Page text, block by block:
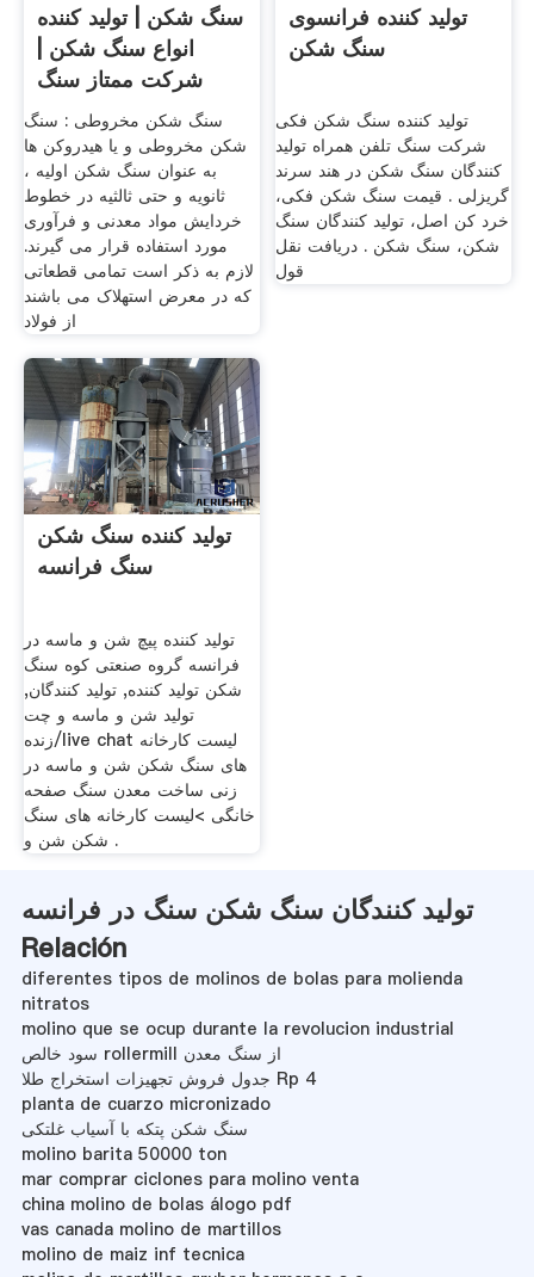
سنگ شکن | تولید کننده
انواع سنگ شکن |
شرکت ممتاز سنگ
شکن
سنگ شکن مخروطی : سنگ
شکن مخروطی و یا هیدروکن ها
به عنوان سنگ شکن اولیه ،
ثانویه و حتی ثالثیه در خطوط
خردایش مواد معدنی و فرآوری
مورد استفاده قرار می گیرند.
لازم به ذکر است تمامی قطعاتی
که در معرض استهلاک می باشند
از فولاد
تولید کننده فرانسوی
سنگ شکن
تولید کننده سنگ شکن فکی
شرکت سنگ تلفن همراه تولید
کنندگان سنگ شکن در هند سرند
گریزلی . قیمت سنگ شکن فکی،
خرد کن اصل، تولید کنندگان سنگ
شکن، سنگ شکن . دریافت نقل
قول
تولید کننده سنگ شکن
سنگ فرانسه
تولید کننده پیچ شن و ماسه در
فرانسه گروه صنعتی کوه سنگ
شکن تولید کننده, تولید کنندگان,
تولید شن و ماسه و چت
زنده/live chat لیست کارخانه
های سنگ شکن شن و ماسه در
زنی ساخت معدن سنگ صفحه
خانگی >لیست کارخانه های سنگ
شکن شن و .
تولید کنندگان سنگ شکن سنگ در فرانسه
Relación
diferentes tipos de molinos de bolas para molienda
nitratos
molino que se ocup durante la revolucion industrial
سود خالص rollermill از سنگ معدن
جدول فروش تجهیزات استخراج طلا Rp 4
planta de cuarzo micronizado
سنگ شکن پتکه با آسیاب غلتکی
molino barita 50000 ton
mar comprar ciclones para molino venta
china molino de bolas álogo pdf
vas canada molino de martillos
molino de maiz inf tecnica